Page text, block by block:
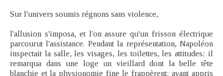
Sur l'univers soumis régnons sans violence,
l'allusion s'imposa, et l'on assure qu'un frisson électrique
parcourut l'assistance. Pendant la représentation, Napoléon
inspectait la salle, les visages, les toilettes, les attitudes; il
remarqua dans une loge un vieillard dont la belle tête
blanchie et la physionomie fine le frappèrent; ayant appris